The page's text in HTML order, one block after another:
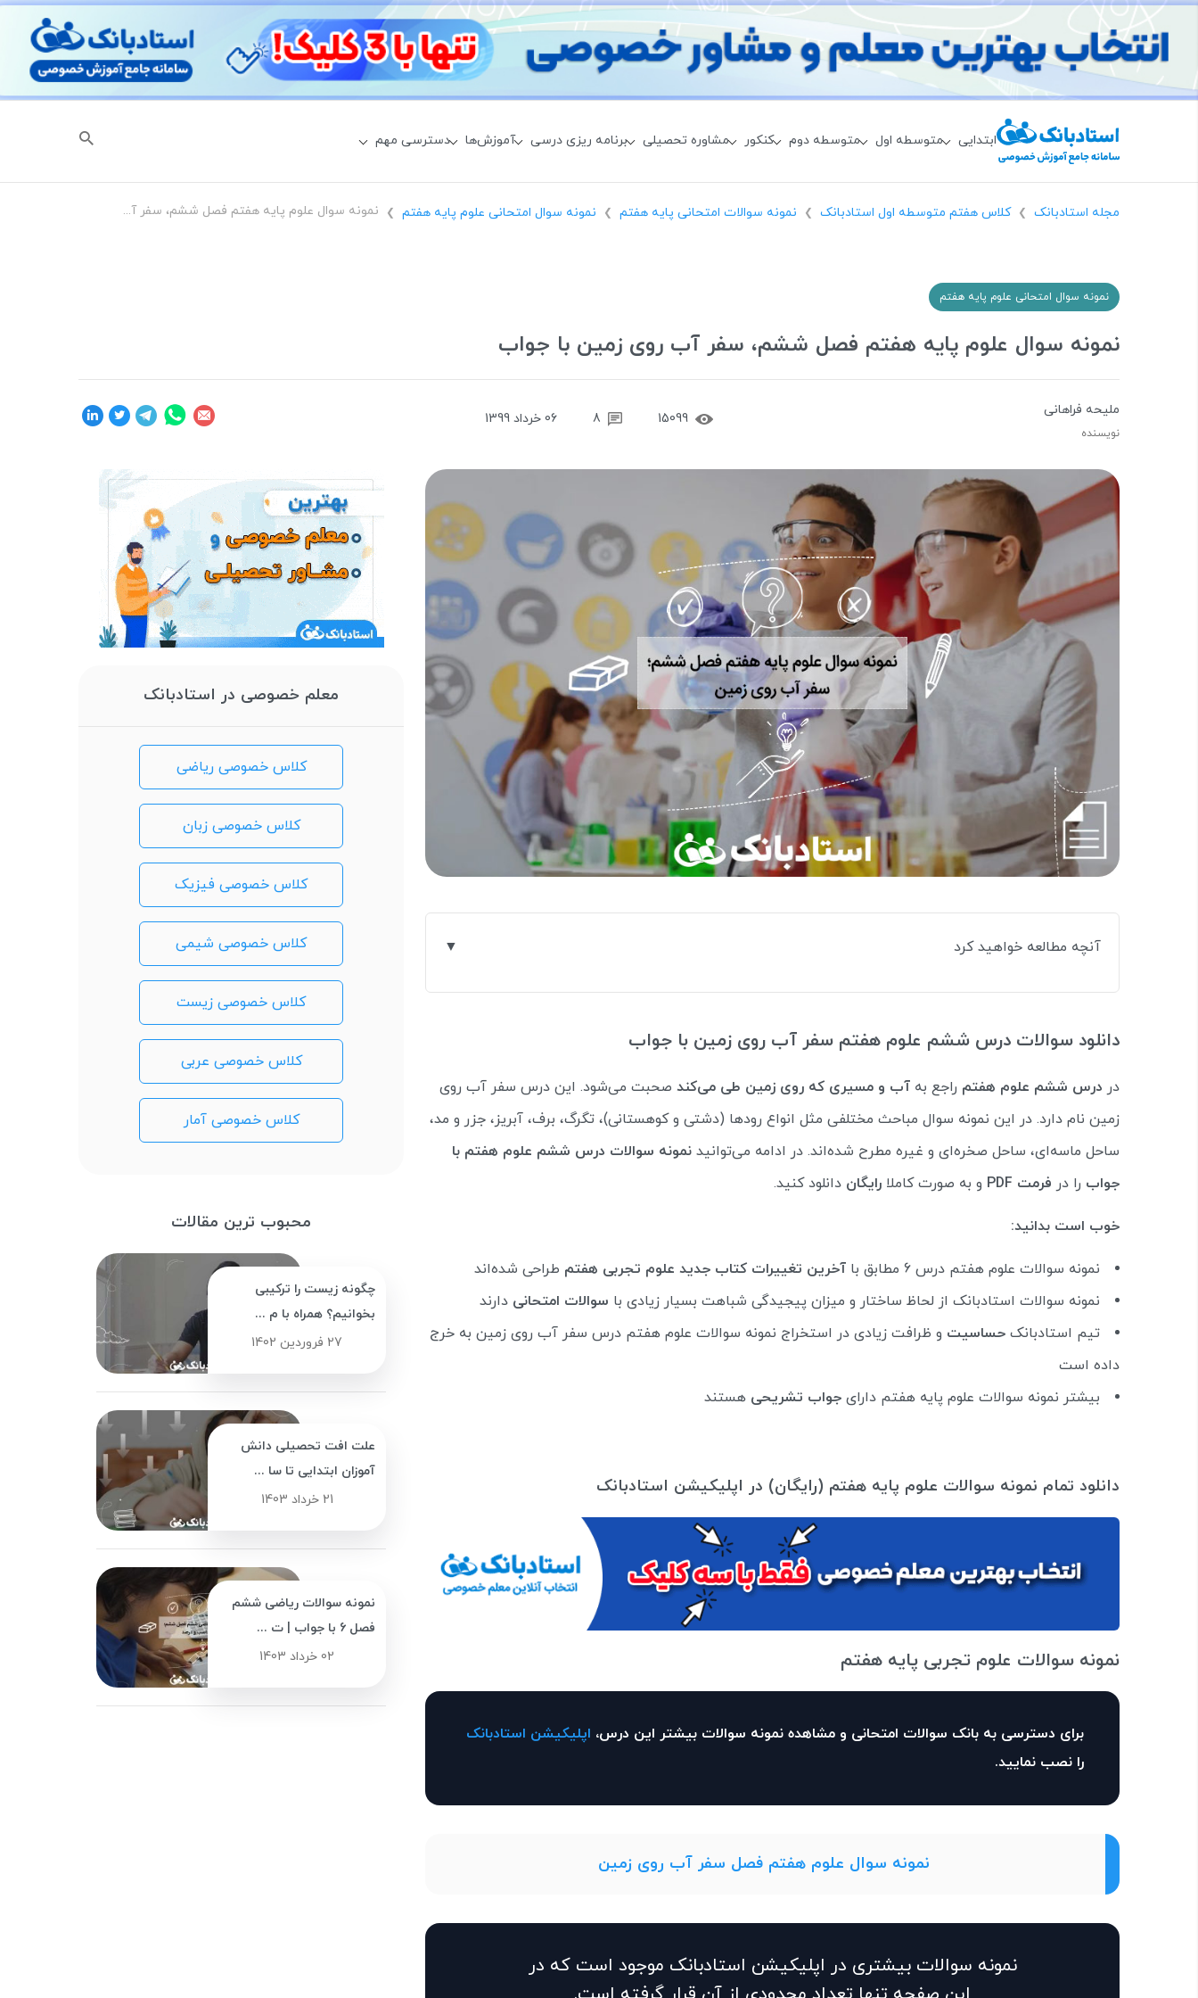
ابتدایی متوسطه اول متوسطه دوم کنکور مشاوره تحصیلی برنامه ریزی درسی آموزش‌ها دسترسی مهم
مجله استادبانک ❯ کلاس هفتم متوسطه اول استادبانک ❯ نمونه سوالات امتحانی پایه هفتم ❯ نمونه سوال امتحانی علوم پایه هفتم ❯ نمونه سوال علوم پایه هفتم فصل ششم، سفر آب روی زمین با جواب
نمونه سوال امتحانی علوم پایه هفتم
نمونه سوال علوم پایه هفتم فصل ششم، سفر آب روی زمین با جواب
ملیحه فراهانی
نویسنده
15099
8 06 خرداد 1399
آنچه مطالعه خواهید کرد
دانلود سوالات درس ششم علوم هفتم سفر آب روی زمین با جواب
در درس ششم علوم هفتم راجع به آب و مسیری که روی زمین طی می‌کند صحبت می‌شود. این درس سفر آب روی
زمین نام دارد. در این نمونه سوال مباحث مختلفی مثل انواع رودها (دشتی و کوهستانی)، تگرگ، برف، آبریز، جزر و مد،
ساحل ماسه‌ای، ساحل صخره‌ای و غیره مطرح شده‌اند. در ادامه می‌توانید نمونه سوالات درس ششم علوم هفتم با
جواب را در فرمت PDF و به صورت کاملا رایگان دانلود کنید.
خوب است بدانید:
نمونه سوالات علوم هفتم درس 6 مطابق با آخرین تغییرات کتاب جدید علوم تجربی هفتم طراحی شده‌اند
نمونه سوالات استادبانک از لحاظ ساختار و میزان پیجیدگی شباهت بسیار زیادی با سوالات امتحانی دارند
تیم استادبانک حساسیت و ظرافت زیادی در استخراج نمونه سوالات علوم هفتم درس سفر آب روی زمین به خرج
داده است
بیشتر نمونه سوالات علوم پایه هفتم دارای جواب تشریحی هستند
دانلود تمام نمونه سوالات علوم پایه هفتم (رایگان) در اپلیکیشن استادبانک
نمونه سوالات علوم تجربی پایه هفتم
برای دسترسی به بانک سوالات امتحانی و مشاهده نمونه سوالات بیشتر این درس، اپلیکیشن استادبانک
را نصب نمایید.
نمونه سوال علوم هفتم فصل سفر آب روی زمین
نمونه سوالات بیشتری در اپلیکیشن استادبانک موجود است که در
معلم خصوصی در استادبانک
کلاس خصوصی ریاضی
کلاس خصوصی زبان
کلاس خصوصی فیزیک
کلاس خصوصی شیمی
کلاس خصوصی زیست
کلاس خصوصی عربی
کلاس خصوصی آمار
محبوب ترین مقالات
چگونه زیست را ترکیبی
بخوانیم؟ همراه با م ...
27 فروردین 1402
علت افت تحصیلی دانش
آموزان ابتدایی تا سا ...
21 خرداد 1403
نمونه سوالات ریاضی ششم
فصل 6 با جواب | ت ...
02 خرداد 1403